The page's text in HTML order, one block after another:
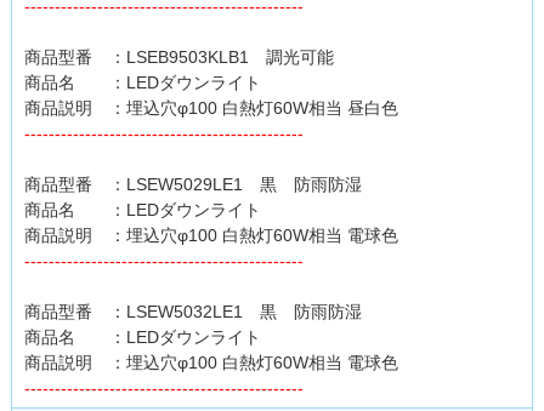
----------------------------------------------
商品型番 ：LSEB9503KLB1 調光可能
商品名 ：LEDダウンライト
商品説明 ：埋込穴φ100 白熱灯60W相当 昼白色
----------------------------------------------
商品型番 ：LSEW5029LE1 黒 防雨防湿
商品名 ：LEDダウンライト
商品説明 ：埋込穴φ100 白熱灯60W相当 電球色
----------------------------------------------
商品型番 ：LSEW5032LE1 黒 防雨防湿
商品名 ：LEDダウンライト
商品説明 ：埋込穴φ100 白熱灯60W相当 電球色
----------------------------------------------